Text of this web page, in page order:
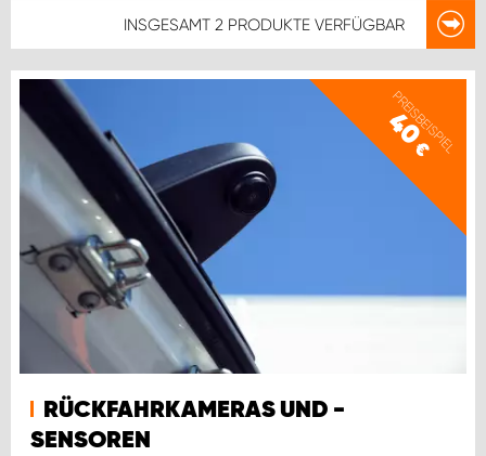
INSGESAMT 2 PRODUKTE VERFÜGBAR
PREISBEISPIEL
40
€
RÜCKFAHRKAMERAS UND -
SENSOREN